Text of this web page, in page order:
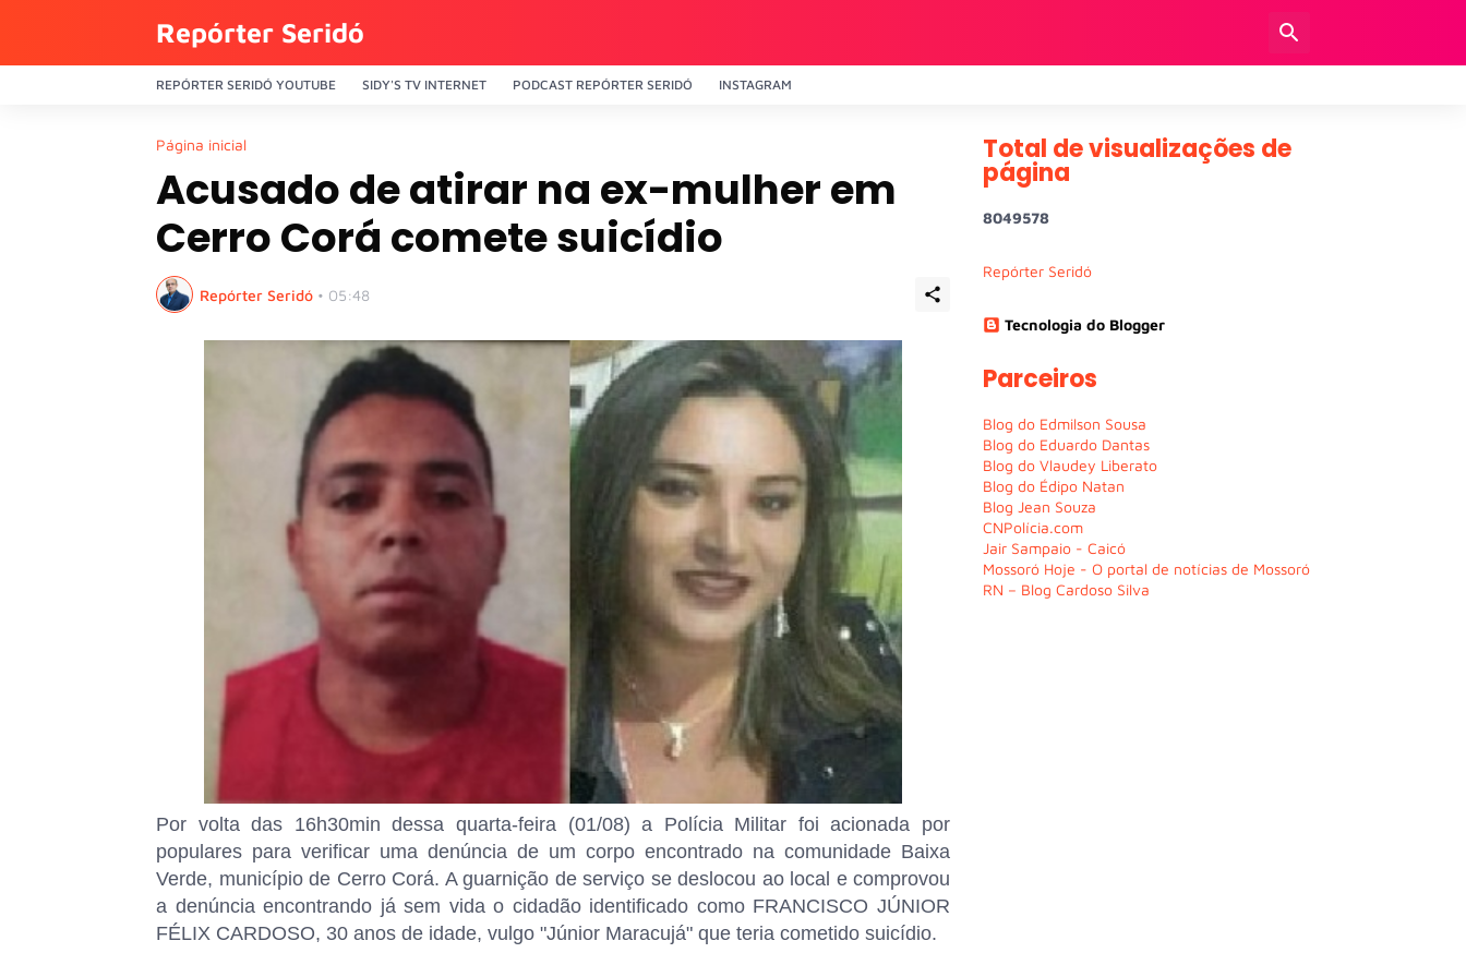
Repórter Seridó
REPÓRTER SERIDÓ YOUTUBE SIDY'S TV INTERNET PODCAST REPÓRTER SERIDÓ INSTAGRAM
Página inicial
Acusado de atirar na ex-mulher em
Cerro Corá comete suicídio
Repórter Seridó • 05:48
Por volta das 16h30min dessa quarta-feira (01/08) a Polícia Militar foi acionada por
populares para verificar uma denúncia de um corpo encontrado na comunidade Baixa
Verde, município de Cerro Corá. A guarnição de serviço se deslocou ao local e comprovou
a denúncia encontrando já sem vida o cidadão identificado como FRANCISCO JÚNIOR
FÉLIX CARDOSO, 30 anos de idade, vulgo "Júnior Maracujá" que teria cometido suicídio.
Total de visualizações de
página
8049578
Repórter Seridó
Tecnologia do Blogger
Parceiros
Blog do Edmilson Sousa
Blog do Eduardo Dantas
Blog do Vlaudey Liberato
Blog do Édipo Natan
Blog Jean Souza
CNPolícia.com
Jair Sampaio - Caicó
Mossoró Hoje - O portal de notícias de Mossoró
RN – Blog Cardoso Silva